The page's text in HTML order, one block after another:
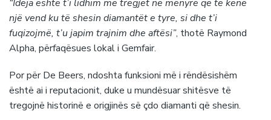
“Ideja është t’i lidhim me tregjet në mënyrë që të kenë
një vend ku të shesin diamantët e tyre, si dhe t’i
fuqizojmë, t’u japim trajnim dhe aftësi”, thotë Raymond
Alpha, përfaqësues lokal i Gemfair.
Por për De Beers, ndoshta funksioni më i rëndësishëm
është ai i reputacionit, duke u mundësuar shitësve të
tregojnë historinë e origjinës së çdo diamanti që shesin.